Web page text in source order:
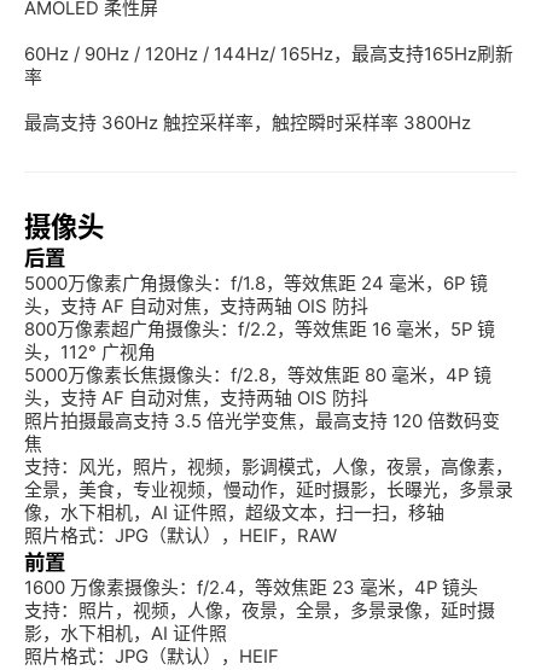
AMOLED 柔性屏
60Hz / 90Hz / 120Hz / 144Hz/ 165Hz，最高支持165Hz刷新
率
最高支持 360Hz 触控采样率，触控瞬时采样率 3800Hz
摄像头
后置
5000万像素广角摄像头：f/1.8，等效焦距 24 毫米，6P 镜
头，支持 AF 自动对焦，支持两轴 OIS 防抖
800万像素超广角摄像头：f/2.2，等效焦距 16 毫米，5P 镜
头，112° 广视角
5000万像素长焦摄像头：f/2.8，等效焦距 80 毫米，4P 镜
头，支持 AF 自动对焦，支持两轴 OIS 防抖
照片拍摄最高支持 3.5 倍光学变焦，最高支持 120 倍数码变
焦
支持：风光，照片，视频，影调模式，人像，夜景，高像素，
全景，美食，专业视频，慢动作，延时摄影，长曝光，多景录
像，水下相机，AI 证件照，超级文本，扫一扫，移轴
照片格式：JPG（默认），HEIF，RAW
前置
1600 万像素摄像头：f/2.4，等效焦距 23 毫米，4P 镜头
支持：照片，视频，人像，夜景，全景，多景录像，延时摄
影，水下相机，AI 证件照
照片格式：JPG（默认），HEIF